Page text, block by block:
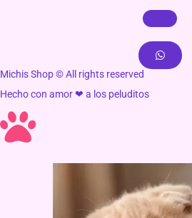
Michis Shop © All rights reserved
Hecho con amor ❤ a los peluditos